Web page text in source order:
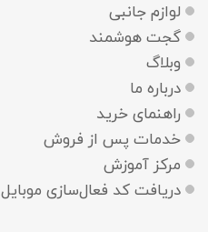
لوازم جانبی
گجت هوشمند
وبلاگ
درباره ما
راهنمای خرید
خدمات پس از فروش
مرکز آموزش
دریافت کد فعال‌سازی موبایل